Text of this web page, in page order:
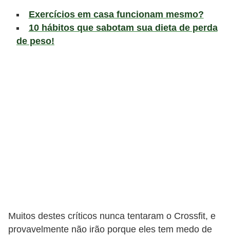
Exercícios em casa funcionam mesmo?
10 hábitos que sabotam sua dieta de perda
de peso!
Muitos destes críticos nunca tentaram o Crossfit, e
provavelmente não irão porque eles tem medo de
u
s
d